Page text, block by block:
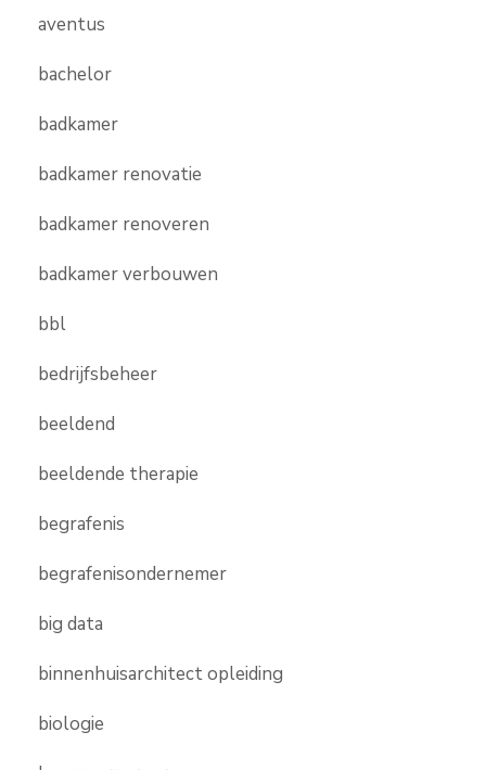
aventus
bachelor
badkamer
badkamer renovatie
badkamer renoveren
badkamer verbouwen
bbl
bedrijfsbeheer
beeldend
beeldende therapie
begrafenis
begrafenisondernemer
big data
binnenhuisarchitect opleiding
biologie